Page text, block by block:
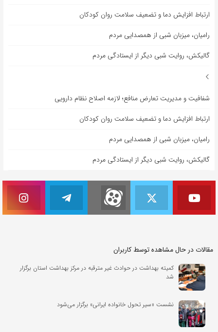
ارتباط افزایش دما و تضعیف سلامت روان کودکان
رامیان، میزبان شبی از همصدایی مردم
گالیکش، روایت شبی دیگر از ایستادگی مردم
شفافیت و مدیریت تعارض منافع؛ لازمه اصلاح نظام دارویی
ارتباط افزایش دما و تضعیف سلامت روان کودکان
رامیان، میزبان شبی از همصدایی مردم
گالیکش، روایت شبی دیگر از ایستادگی مردم
مقالات در حال مشاهده توسط کاربران
کمیته بهداشت در حوادث غیر مترقبه در مرکز بهداشت استان برگزار
شد
نشست «سیر تحول خانواده ایرانی» برگزار می‌شود